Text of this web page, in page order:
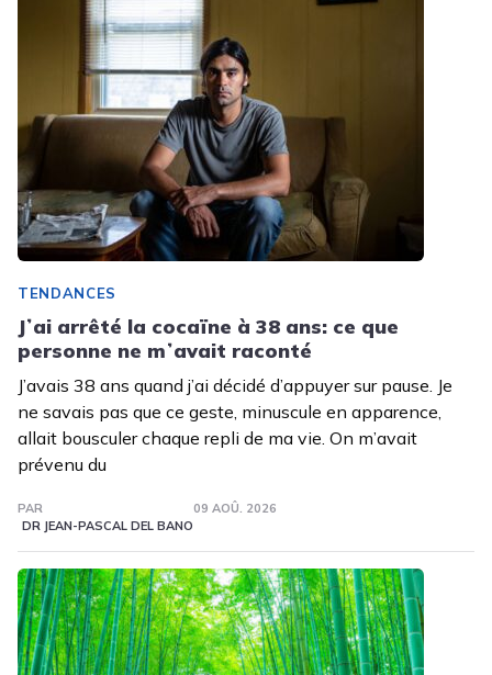
TENDANCES
Jʼai arrêté la cocaïne à 38 ans: ce que
personne ne mʼavait raconté
J’avais 38 ans quand j’ai décidé d’appuyer sur pause. Je
ne savais pas que ce geste, minuscule en apparence,
allait bousculer chaque repli de ma vie. On m’avait
prévenu du
PAR
DR JEAN-PASCAL DEL BANO
09 AOÛ. 2026